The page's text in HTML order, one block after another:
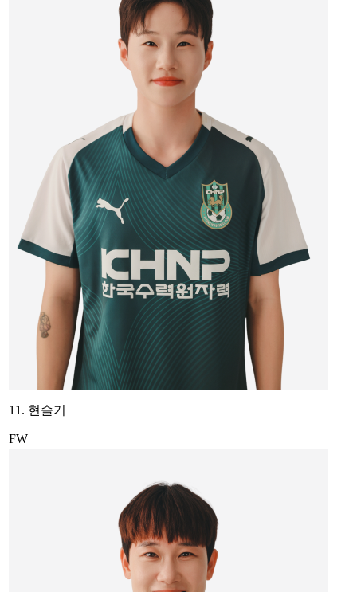
11. 현슬기
FW